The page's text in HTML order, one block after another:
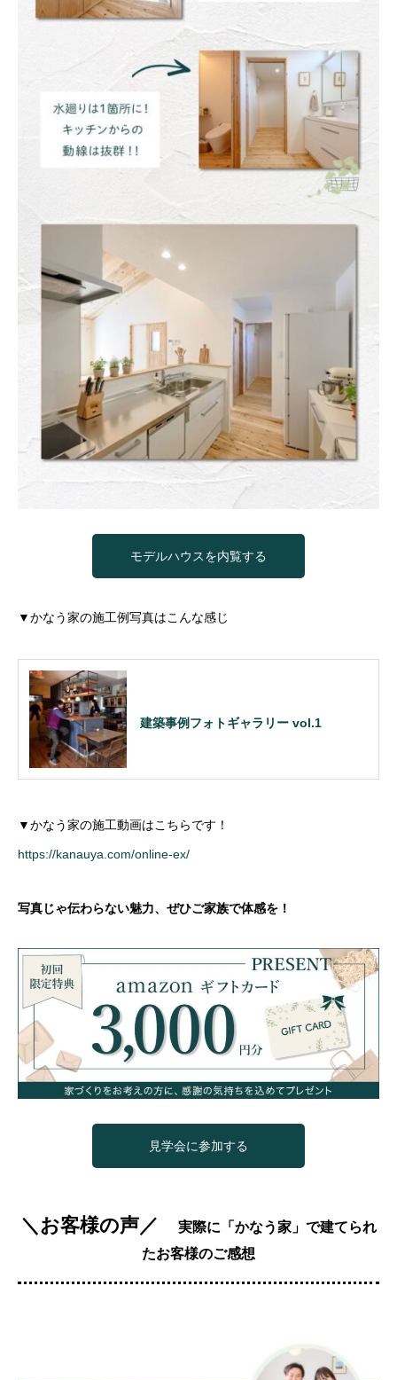
モデルハウスを内覧する
▼かなう家の施工例写真はこんな感じ
建築事例フォトギャラリー vol.1
▼かなう家の施工動画はこちらです！
https://kanauya.com/online-ex/
写真じゃ伝わらない魅力、ぜひご家族で体感を！
見学会に参加する
＼お客様の声／
実際に「かなう家」で建てられ
たお客様のご感想